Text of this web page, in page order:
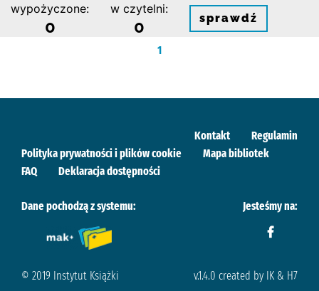
wypożyczone:
0
w czytelni:
0 sprawdź
1
Kontakt
Regulamin
Polityka prywatności i plików cookie
Mapa bibliotek
FAQ
Deklaracja dostępności
Dane pochodzą z systemu: Jesteśmy na:
© 2019 Instytut Książki v.1.4.0 created by IK & H7